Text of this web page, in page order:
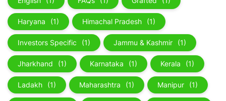
Haryana (1) Himachal Pradesh (1)
Investors Specific (1) Jammu & Kashmir (1)
Jharkhand (1) Karnataka (1) Kerala (1)
Ladakh (1) Maharashtra (1) Manipur (1)